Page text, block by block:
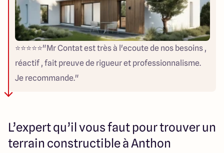
⭐️⭐️⭐️⭐️⭐️"Mr Contat est très à l'ecoute de nos besoins ,
réactif , fait preuve de rigueur et professionnalisme.
Je recommande."
L’expert qu’il vous faut pour trouver un
terrain constructible à Anthon